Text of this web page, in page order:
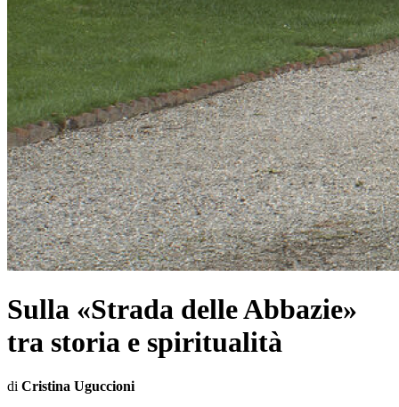
Sulla «Strada delle Abbazie»
tra storia e spiritualità
di Cristina Uguccioni